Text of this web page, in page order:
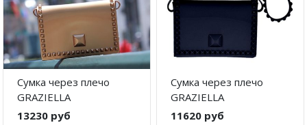
Сумка через плечо
GRAZIELLA
13230 руб
Сумка через плечо
GRAZIELLA
11620 руб